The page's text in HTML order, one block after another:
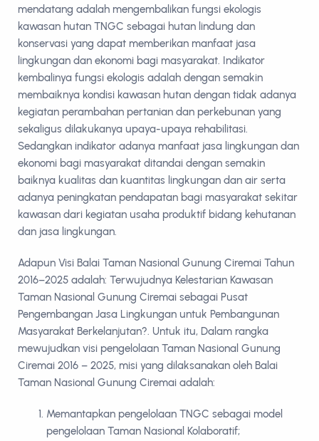
mendatang adalah mengembalikan fungsi ekologis
kawasan hutan TNGC sebagai hutan lindung dan
konservasi yang dapat memberikan manfaat jasa
lingkungan dan ekonomi bagi masyarakat. Indikator
kembalinya fungsi ekologis adalah dengan semakin
membaiknya kondisi kawasan hutan dengan tidak adanya
kegiatan perambahan pertanian dan perkebunan yang
sekaligus dilakukanya upaya-upaya rehabilitasi.
Sedangkan indikator adanya manfaat jasa lingkungan dan
ekonomi bagi masyarakat ditandai dengan semakin
baiknya kualitas dan kuantitas lingkungan dan air serta
adanya peningkatan pendapatan bagi masyarakat sekitar
kawasan dari kegiatan usaha produktif bidang kehutanan
dan jasa lingkungan.
Adapun Visi Balai Taman Nasional Gunung Ciremai Tahun
2016–2025 adalah: Terwujudnya Kelestarian Kawasan
Taman Nasional Gunung Ciremai sebagai Pusat
Pengembangan Jasa Lingkungan untuk Pembangunan
Masyarakat Berkelanjutan?. Untuk itu, Dalam rangka
mewujudkan visi pengelolaan Taman Nasional Gunung
Ciremai 2016 – 2025, misi yang dilaksanakan oleh Balai
Taman Nasional Gunung Ciremai adalah:
Memantapkan pengelolaan TNGC sebagai model
pengelolaan Taman Nasional Kolaboratif;